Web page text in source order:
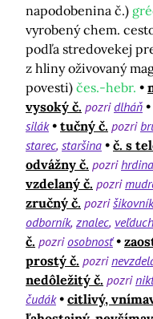
napodobenina č.)
vyrobený chem.
podľa stredovekej
z hliny oživovaný
povesti) čes.-hebr.
vysoký č. pozridlháň
silák
tučný č. pozri
starec staršina č. s
odvážny č. pozri
vzdelaný č. pozri
zručný č. pozrišikovník
odborník znalec veľduch
č. pozriosobnosť
prostý č. pozri
nedôležitý č. pozri
čudák
citlivý,